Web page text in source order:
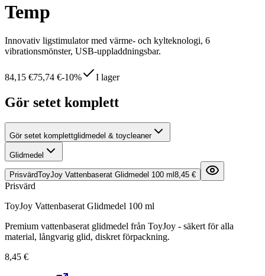
Temp
Innovativ ligstimulator med värme- och kylteknologi, 6
vibrationsmönster, USB-uppladdningsbar.
84,15 €75,74 €-10% I lager
Gör setet komplett
Gör setet komplettglidmedel & toycleaner
Glidmedel
PrisvärdToyJoy Vattenbaserat Glidmedel 100 ml 8,45 €
Prisvärd
ToyJoy Vattenbaserat Glidmedel 100 ml
Premium vattenbaserat glidmedel från ToyJoy - säkert för alla
material, långvarig glid, diskret förpackning.
8,45 €